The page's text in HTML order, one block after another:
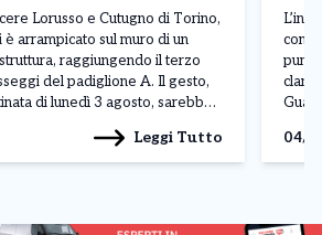
Lorusso e Cutugno di Torino,
arrampicato sul muro di un
raggiungendo il terzo
del padiglione A. Il gesto,
di lunedì 3 agosto, sarebbe
Leggi Tutto 04/